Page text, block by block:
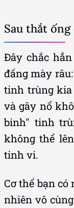
Sau thắt
Đây chắc
đấng mày
tinh trùng kia
và gây nổ
binh" tinh
không thể
tinh vi.
Cơ thể bạn
nhiên vô